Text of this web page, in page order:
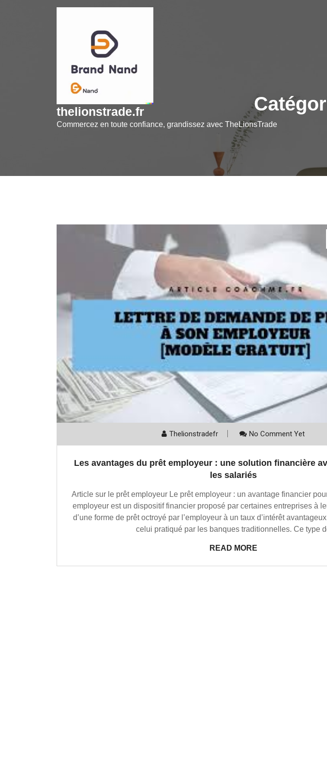
thelionstrade.fr
Commercez en toute confiance, grandissez avec TheLionsTrade
Thelionstradefr No Comment Yet
Les avantages du prêt employeur : une solution financière
les salariés
Article sur le prêt employeur Le prêt employeur : un avantage financier
employeur est un dispositif financier proposé par certaines entreprises à
d’une forme de prêt octroyé par l’employeur à un taux d’intérêt
celui pratiqué par les banques traditionnelles. Ce type
READ MORE